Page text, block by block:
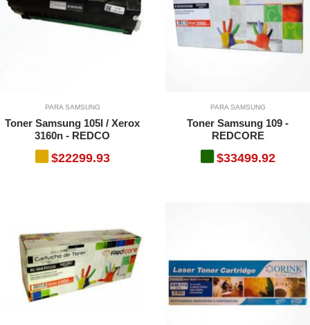
PARA SAMSUNG
Toner Samsung 105l / Xerox
3160n - REDCO
$22299.93
PARA SAMSUNG
Toner Samsung 109 -
REDCORE
$33499.92